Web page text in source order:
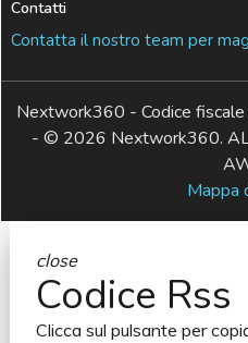
Contatti
Contatta il nostro team per
Nextwork360 - Codice
- © 2026 Nextwork360.
Mappa
close
Codice Rss
Clicca sul pulsante per